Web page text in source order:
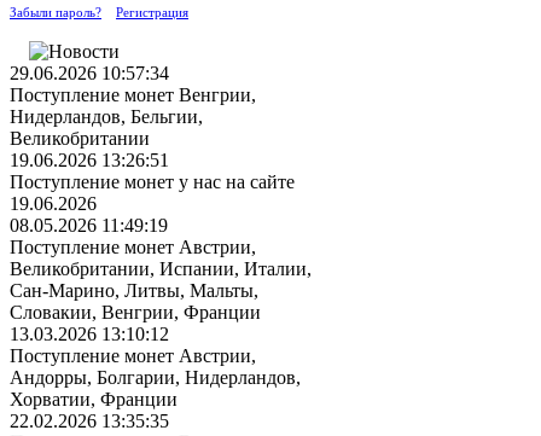
Забыли пароль? Регистрация
29.06.2026 10:57:34
Поступление монет Венгрии,
Нидерландов, Бельгии,
Великобритании
19.06.2026 13:26:51
Поступление монет у нас на сайте
19.06.2026
08.05.2026 11:49:19
Поступление монет Австрии,
Великобритании, Испании, Италии,
Сан-Марино, Литвы, Мальты,
Словакии, Венгрии, Франции
13.03.2026 13:10:12
Поступление монет Австрии,
Андорры, Болгарии, Нидерландов,
Хорватии, Франции
22.02.2026 13:35:35